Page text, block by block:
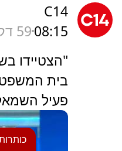
C14
08:1559 דקות
"הצטיידו
בית
פעיל